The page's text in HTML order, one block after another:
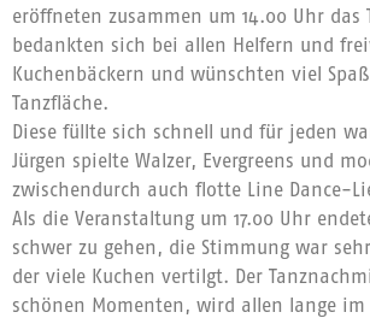
eröffneten zusammen um 14.00 Uhr das
bedankten sich bei allen Helfern und
Kuchenbäckern und wünschten viel
Tanzfläche.
Diese füllte sich schnell und für jeden
Jürgen spielte Walzer, Evergreens und
zwischendurch auch flotte Line Dance-
Als die Veranstaltung um 17.00 Uhr
schwer zu gehen, die Stimmung war
der viele Kuchen vertilgt. Der
schönen Momenten, wird allen lange im